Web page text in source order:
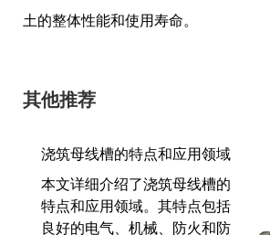
土的整体性能和使用寿命。
其他推荐
浇筑母线槽的特点和应用领域
本文详细介绍了浇筑母线槽的
特点和应用领域。其特点包括
良好的电气、机械、防火和防